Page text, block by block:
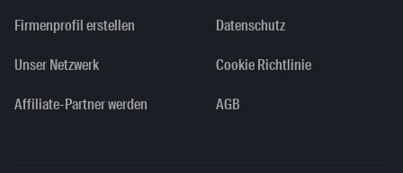
Firmenprofil erstellen
Unser Netzwerk
Affiliate-Partner werden
Datenschutz
Cookie Richtlinie
AGB